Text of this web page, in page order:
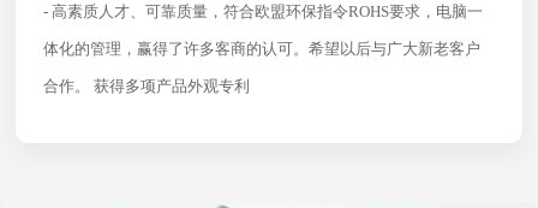
- 高素质人才、可靠质量，符合欧盟环保指令ROHS要求，电脑一
体化的管理，赢得了许多客商的认可。希望以后与广大新老客户
合作。 获得多项产品外观专利